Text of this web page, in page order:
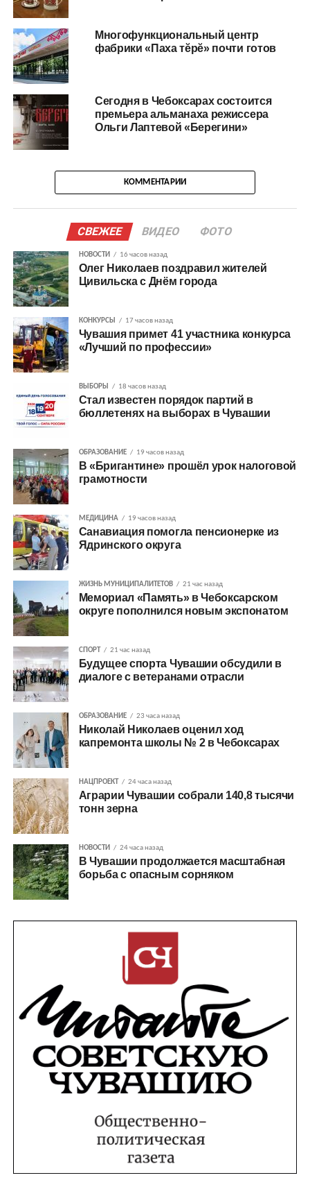
Многофункциональный центр
фабрики «Паха тĕрĕ» почти готов
Сегодня в Чебоксарах состоится
премьера альманаха режиссера
Ольги Лаптевой «Берегини»
КОММЕНТАРИИ
СВЕЖЕЕ ВИДЕО ФОТО
НОВОСТИ 16 часов назад
Олег Николаев поздравил жителей
Цивильска с Днём города
КОНКУРСЫ 17 часов назад
Чувашия примет 41 участника конкурса
«Лучший по профессии»
ВЫБОРЫ 18 часов назад
Стал известен порядок партий в
бюллетенях на выборах в Чувашии
ОБРАЗОВАНИЕ 19 часов назад
В «Бригантине» прошёл урок налоговой
грамотности
МЕДИЦИНА 19 часов назад
Санавиация помогла пенсионерке из
Ядринского округа
ЖИЗНЬ МУНИЦИПАЛИТЕТОВ 21 час назад
Мемориал «Память» в Чебоксарском
округе пополнился новым экспонатом
СПОРТ 21 час назад
Будущее спорта Чувашии обсудили в
диалоге с ветеранами отрасли
ОБРАЗОВАНИЕ 23 часа назад
Николай Николаев оценил ход
капремонта школы № 2 в Чебоксарах
НАЦПРОЕКТ 24 часа назад
Аграрии Чувашии собрали 140,8 тысячи
тонн зерна
НОВОСТИ 24 часа назад
В Чувашии продолжается масштабная
борьба с опасным сорняком